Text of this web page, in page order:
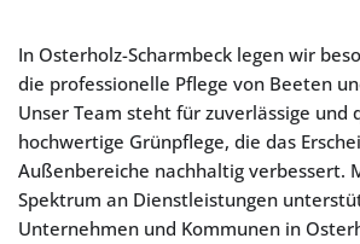
In Osterholz-Scharmbeck legen wir
die professionelle Pflege von Beeten
Unser Team steht für zuverlässige und
hochwertige Grünpflege, die das
Außenbereiche nachhaltig verbessert.
Spektrum an Dienstleistungen
Unternehmen und Kommunen in